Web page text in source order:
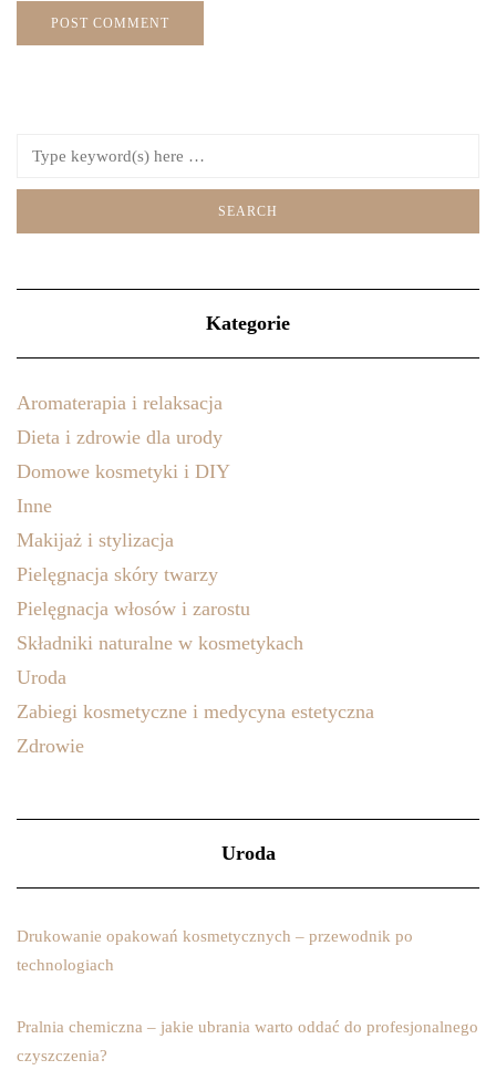
Kategorie
Aromaterapia i relaksacja
Dieta i zdrowie dla urody
Domowe kosmetyki i DIY
Inne
Makijaż i stylizacja
Pielęgnacja skóry twarzy
Pielęgnacja włosów i zarostu
Składniki naturalne w kosmetykach
Uroda
Zabiegi kosmetyczne i medycyna estetyczna
Zdrowie
Uroda
Drukowanie opakowań kosmetycznych – przewodnik po
technologiach
Pralnia chemiczna – jakie ubrania warto oddać do profesjonalnego
czyszczenia?